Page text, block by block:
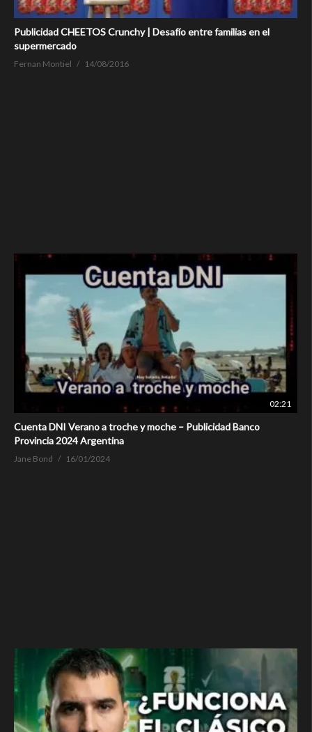
Publicidad CHEETOS Crunchy | Desafío entre familias en el
supermercado
Fernan Montiel 14/08/2016
02:21
Cuenta DNI Verano a troche y moche – Publicidad Banco
Provincia 2024 Argentina
Jane Bond 16/01/2024